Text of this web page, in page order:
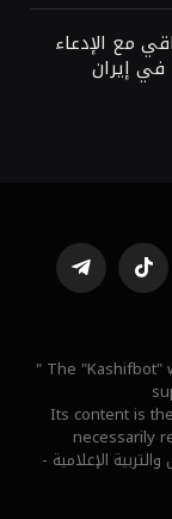
مع الإدعاء
في إيران
تيكتوك تيلقرام
" The "Kashifbot"
Its content is
necessarily
الإعلامية -